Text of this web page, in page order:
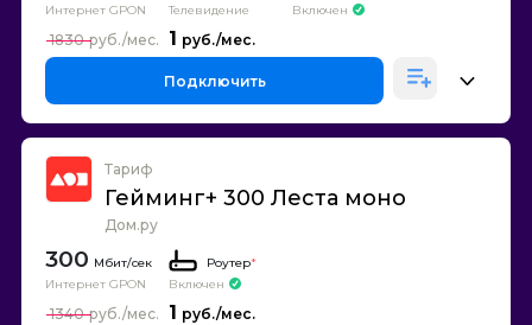
Интернет GPON
Телевидение
Включен
1
1830
Подключить
Тариф
Гейминг+ 300 Леста моно
Дом.ру
300
Интернет GPON
Роутер*
Включен
1
1340